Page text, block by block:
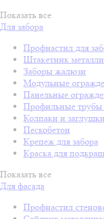
Показать все
Для забора
Профнастил для
Штакетник
Заборы жалюзи
Модульные
Панельные
Профильные трубы
Колпаки и
Пескобетон
Крепеж для забора
Краска для
Показать все
Для фасада
Профнастил